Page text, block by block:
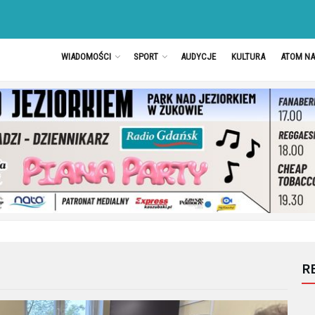
WIADOMOŚCI SPORT AUDYCJE KULTURA ATOM